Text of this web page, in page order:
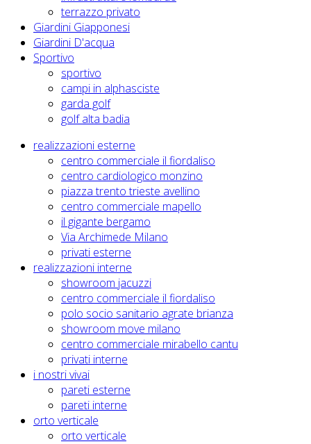
terrazzo privato
Giardini Giapponesi
Giardini D'acqua
Sportivo
sportivo
campi in alphasciste
garda golf
golf alta badia
realizzazioni esterne
centro commerciale il fiordaliso
centro cardiologico monzino
piazza trento trieste avellino
centro commerciale mapello
il gigante bergamo
Via Archimede Milano
privati esterne
realizzazioni interne
showroom jacuzzi
centro commerciale il fiordaliso
polo socio sanitario agrate brianza
showroom move milano
centro commerciale mirabello cantu
privati interne
i nostri vivai
pareti esterne
pareti interne
orto verticale
orto verticale